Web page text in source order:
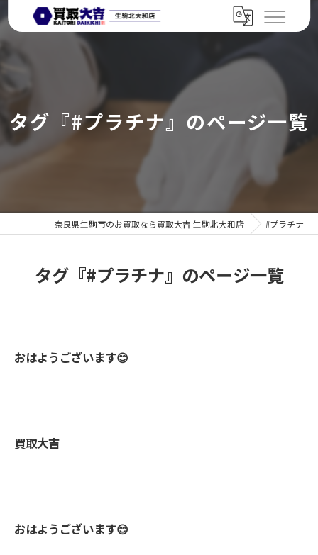
タグ『#プラチナ』のページ一覧
奈良県生駒市のお買取なら買取大吉 生駒北大和店 #プラチナ
タグ『#プラチナ』のページ一覧
おはようございます😊
買取大吉
おはようございます😊